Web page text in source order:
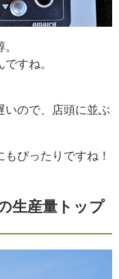
すね。
いので、店頭に並ぶ
ぴったりですね！
生産量トップ